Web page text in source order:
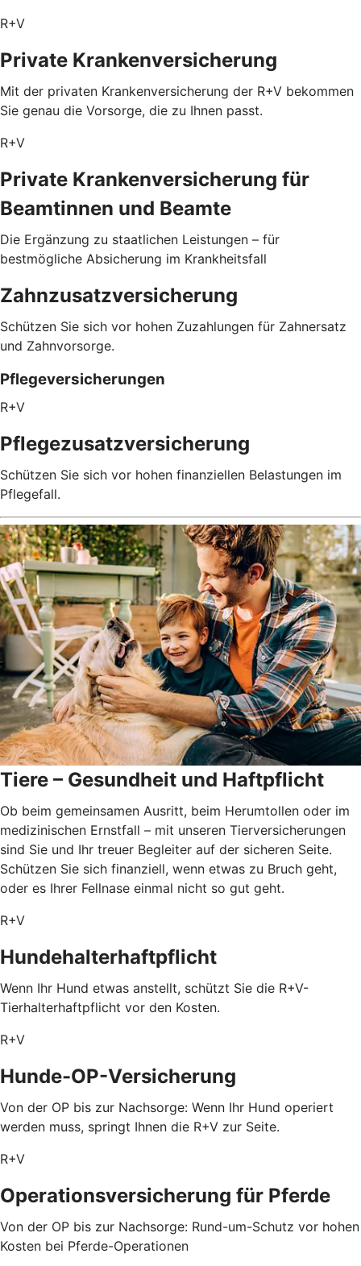
R+V
Private Krankenversicherung
Mit der privaten Krankenversicherung der R+V bekommen
Sie genau die Vorsorge, die zu Ihnen passt.
R+V
Private Krankenversicherung für
Beamtinnen und Beamte
Die Ergänzung zu staatlichen Leistungen – für
bestmögliche Absicherung im Krankheitsfall
Zahnzusatzversicherung
Schützen Sie sich vor hohen Zuzahlungen für Zahnersatz
und Zahnvorsorge.
Pflegeversicherungen
R+V
Pflegezusatz­versicherung
Schützen Sie sich vor hohen finanziellen Belastungen im
Pflegefall.
Tiere – Gesundheit und Haftpflicht
Ob beim gemeinsamen Ausritt, beim Herumtollen oder im
medizinischen Ernstfall – mit unseren Tierversicherungen
sind Sie und Ihr treuer Begleiter auf der sicheren Seite.
Schützen Sie sich finanziell, wenn etwas zu Bruch geht,
oder es Ihrer Fellnase einmal nicht so gut geht.
R+V
Hundehalterhaftpflicht
Wenn Ihr Hund etwas anstellt, schützt Sie die R+V-
Tierhalterhaftpflicht vor den Kosten.
R+V
Hunde-OP-Versicherung
Von der OP bis zur Nachsorge: Wenn Ihr Hund operiert
werden muss, springt Ihnen die R+V zur Seite.
R+V
Operationsversicherung für Pferde
Von der OP bis zur Nachsorge: Rund-um-Schutz vor hohen
Kosten bei Pferde-Operationen